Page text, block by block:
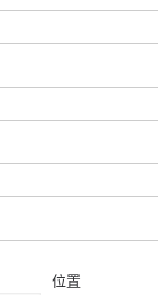
位置